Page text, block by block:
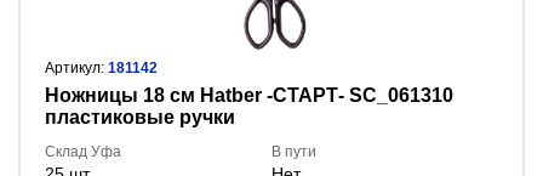
Артикул: 181142
Ножницы 18 см Hatber -СТАРТ- SC_061310
пластиковые ручки
Склад Уфа В пути